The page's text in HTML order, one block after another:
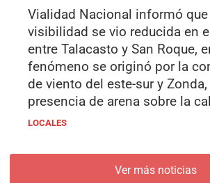
Vialidad Nacional informó
visibilidad se vio reducida en
entre Talacasto y San Roque,
fenómeno se originó por la
de viento del este-sur y
presencia de arena sobre la
LOCALES
Ver más noticias